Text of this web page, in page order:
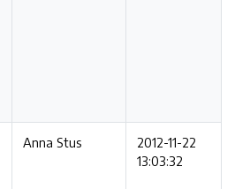
Anna Stus
2012-11-22
13:03:32